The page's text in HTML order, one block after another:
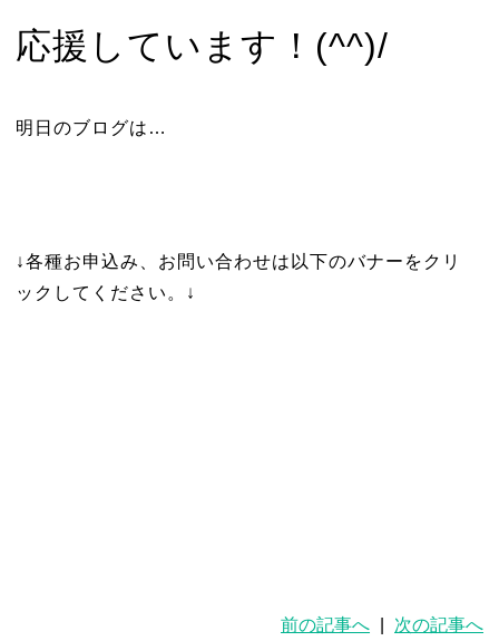
応援しています！(^^)/
明日のブログは…
↓各種お申込み、お問い合わせは以下のバナーをクリ
ックしてください。↓
前の記事へ 次の記事へ